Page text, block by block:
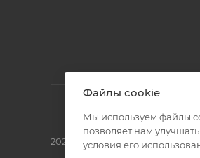
2026 © Полиграф кит -
Файлы cookie
Мы используем файлы
позволяет нам
условия его